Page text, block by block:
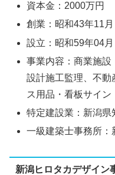
資本金：2000万円
創業：昭和43年11月
設立：昭和59年04月
事業内容：商業施
設計施工監理、不動
ス用品・看板サイ
特定建設業：新潟
一級建築士事務所
新潟ヒロタカデザイン